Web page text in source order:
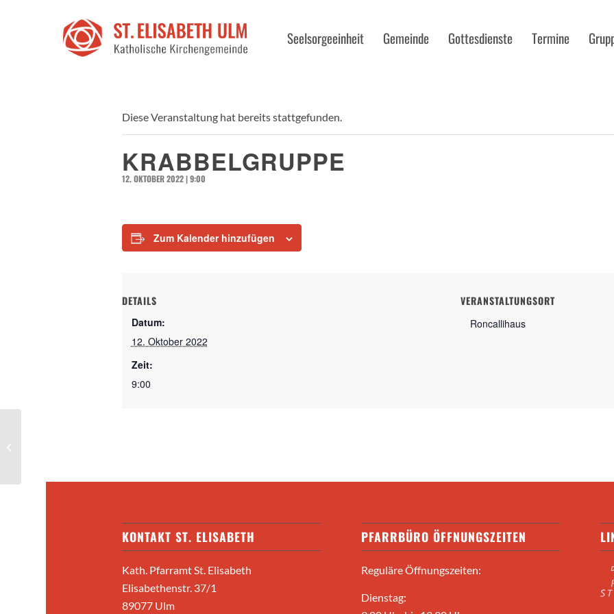
Seelsorgeeinheit Gemeinde Gottesdienste Termine
Diese Veranstaltung hat bereits stattgefunden.
KRABBELGRUPPE
12. OKTOBER 2022 | 9:00
Zum Kalender hinzufügen
DETAILS
Datum:
12. Oktober 2022
Zeit:
9:00
VERANSTALTUNGSORT
Roncallihaus
KONTAKT ST. ELISABETH
Kath. Pfarramt St. Elisabeth
Elisabethenstr. 37/1
89077 Ulm
PFARRBÜRO ÖFFNUNGSZEITEN
Reguläre Öffnungszeiten:
Dienstag: